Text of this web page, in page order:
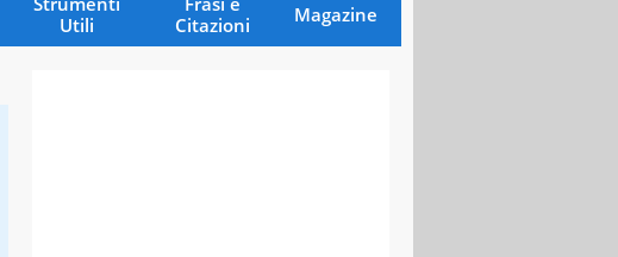
Utili
Citazioni
Magazine